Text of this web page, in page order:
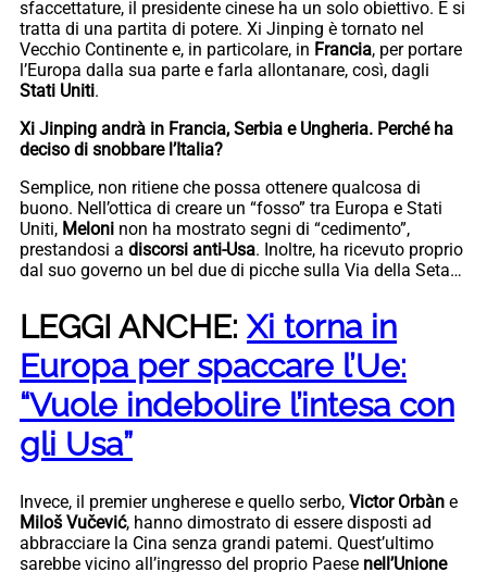
sfaccettature, il presidente cinese ha un solo obiettivo. E si
tratta di una partita di potere. Xi Jinping è tornato nel
Vecchio Continente e, in particolare, in Francia, per portare
l’Europa dalla sua parte e farla allontanare, così, dagli
Stati Uniti.
Xi Jinping andrà in Francia, Serbia e Ungheria. Perché ha
deciso di snobbare l’Italia?
Semplice, non ritiene che possa ottenere qualcosa di
buono. Nell’ottica di creare un “fosso” tra Europa e Stati
Uniti, Meloni non ha mostrato segni di “cedimento”,
prestandosi a discorsi anti-Usa. Inoltre, ha ricevuto proprio
dal suo governo un bel due di picche sulla Via della Seta…
LEGGI ANCHE:Xi torna in
Europa per spaccare l’Ue:
“Vuole indebolire l’intesa con
gli Usa”
Invece, il premier ungherese e quello serbo, Victor Orbàn e
Miloš Vučević, hanno dimostrato di essere disposti ad
abbracciare la Cina senza grandi patemi. Quest’ultimo
sarebbe vicino all’ingresso del proprio Paese nell’Unione